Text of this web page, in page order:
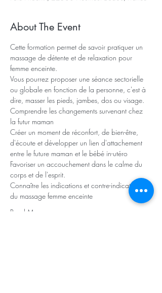
About The Event
Cette formation permet de savoir pratiquer un
massage de détente et de relaxation pour
femme enceinte.
Vous pourrez proposer une séance sectorielle
ou globale en fonction de la personne, c'est à
dire, masser les pieds, jambes, dos ou visage.
Comprendre les changements survenant chez
la futur maman
Créer un moment de réconfort, de bien-être,
d'écoute et développer un lien d'attachement
entre le future maman et le bébé in-utéro
Favoriser un accouchement dans le calme du
corps et de l'esprit.
Connaître les indications et contre-indications
du massage femme enceinte
Read More >